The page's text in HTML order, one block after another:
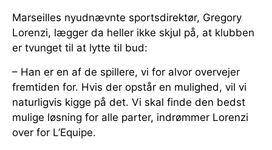
Marseilles nyudnævnte sportsdirektør, Gregory
Lorenzi, lægger da heller ikke skjul på, at klubben
er tvunget til at lytte til bud:
– Han er en af de spillere, vi for alvor overvejer
fremtiden for. Hvis der opstår en mulighed, vil vi
naturligvis kigge på det. Vi skal finde den bedst
mulige løsning for alle parter, indrømmer Lorenzi
over for L’Equipe.